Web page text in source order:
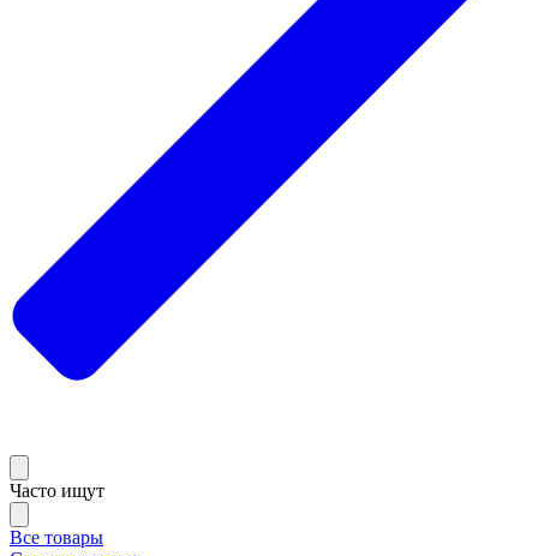
Часто ищут
Все товары